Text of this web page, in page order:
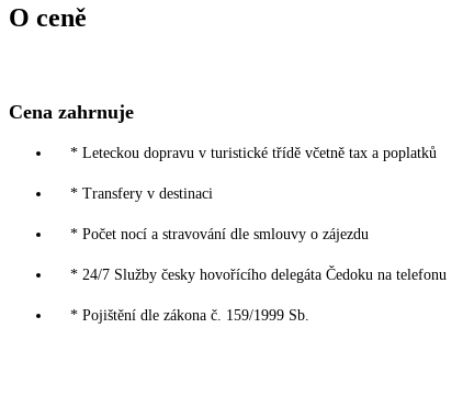
O ceně
Cena zahrnuje
* Leteckou dopravu v turistické třídě včetně tax a poplatků
* Transfery v destinaci
* Počet nocí a stravování dle smlouvy o zájezdu
* 24/7 Služby česky hovořícího delegáta Čedoku na telefonu
* Pojištění dle zákona č. 159/1999 Sb.